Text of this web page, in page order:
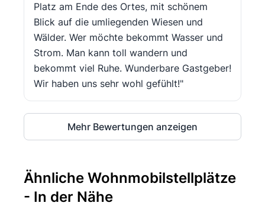
Platz am Ende des Ortes, mit schönem
Blick auf die umliegenden Wiesen und
Wälder. Wer möchte bekommt Wasser und
Strom. Man kann toll wandern und
bekommt viel Ruhe. Wunderbare Gastgeber!
Wir haben uns sehr wohl gefühlt!"
Mehr Bewertungen anzeigen
Ähnliche Wohnmobilstellplätze
- In der Nähe